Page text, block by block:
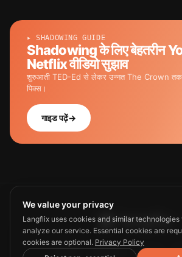
▸ SHADOWING GUIDE
Shadowing के लिए बेहतरीन
Netflix वीडियो सुझाव
शुरुआती TED-Ed से लेकर उन्नत The Crown तक,
पिक्स।
गाइड पढ़ें→
Guide Privacy Terms
We value your privacy
Langflix uses cookies and similar technologies
analyze our service. Essential cookies are
cookies are optional. Privacy Policy